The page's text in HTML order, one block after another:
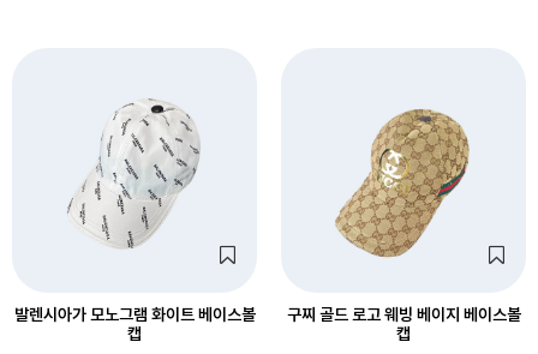
발렌시아가 모노그램 화이트 베이스볼
캡
구찌 골드 로고 웨빙 베이지 베이스볼
캡